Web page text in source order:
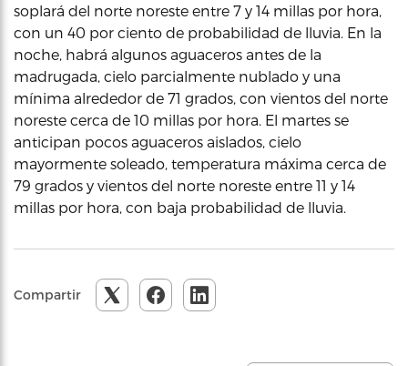
soplará del norte noreste entre 7 y 14 millas por hora,
con un 40 por ciento de probabilidad de lluvia. En la
noche, habrá algunos aguaceros antes de la
madrugada, cielo parcialmente nublado y una
mínima alrededor de 71 grados, con vientos del norte
noreste cerca de 10 millas por hora. El martes se
anticipan pocos aguaceros aislados, cielo
mayormente soleado, temperatura máxima cerca de
79 grados y vientos del norte noreste entre 11 y 14
millas por hora, con baja probabilidad de lluvia.
Compartir